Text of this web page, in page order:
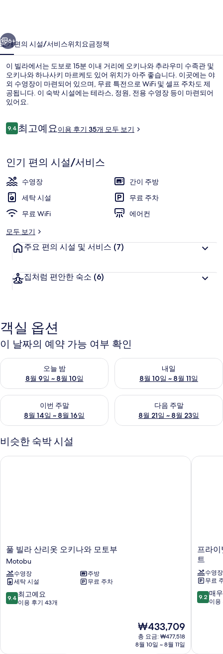
빌
라
의
사
진
갤
러
6+
소개편의 시설/서비스위치요금정책
이 빌라에서는 도보로 15분 이내 거리에 오키나와 추라우미 수족관 및
오키나와 하나사키 마르케도 있어 위치가 아주 좋습니다. 이곳에는 야
외 수영장이 마련되어 있으며, 무료 특전으로 WiFi 및 셀프 주차도 제
공됩니다. 이 숙박 시설에는 테라스, 정원, 전용 수영장 등이 마련되어
있어요.
이
용
기
9.410점 만점 중 9.4점.
최고예요이용 후기 35개 모두 보기
인기 편의 시설/서비스
수영장
간이 주방
세탁 시설
무료 주차
무료 WiFi
에어컨
모두 보기
주요 편의 시설 및 서비스 (7)
집처럼 편안한 숙소 (6)
객실 옵션
이 날짜의 예약 가능 여부 확인
오늘 밤
8월 9일 ~ 8월 10일
오늘 밤 예약 가능 여부 확인, 8월 9일 ~ 8월 10일
내일
8월 10일 ~ 8월 11일
내일 예약 가능 여부 확인, 8월
이번 주말
8월 14일 ~ 8월 16일
이번 주말 예약 가능 여부 확인, 8월 14일 ~ 8월 16일
다음 주말
8월 21일 ~ 8월 23일
다음 주말 예약 가능 여부 확인
비슷한 숙박 시설
풀
빌
라
산
리
옷
오
풀 빌라 산리옷 오키나와 모토부
Motobu
수영장
주방
세탁 시설
무료 주차
10
점
9.4 최고예요
이용 후기 43개
현
재
요
₩433,709
총 요금: ₩477,518
8월 10일 ~ 8월 11일
풀 빌라 산리옷 오키나와 모토부
프
라
빗
콘
도
코
프라
트
수영장
무료
10
점
9.2 매
이용
프라이